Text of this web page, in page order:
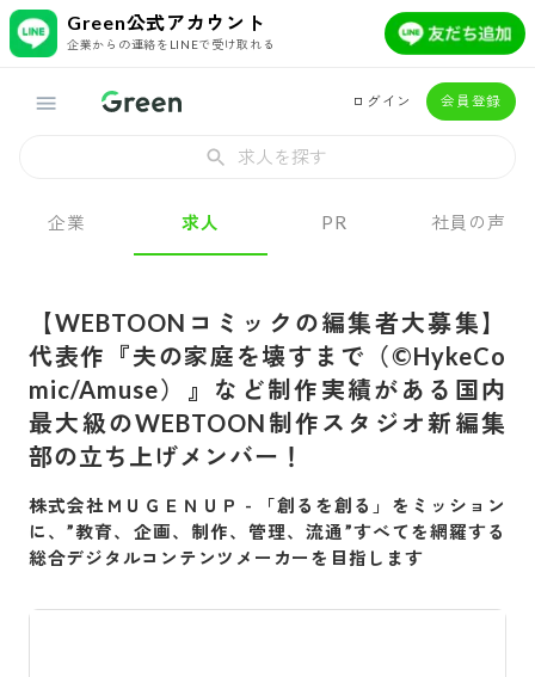
Green公式アカウント
企業からの連絡をLINEで受け取れる
ログイン 会員登録
求人を探す
企業 求人 PR 社員の声
【WEBTOONコミックの編集者大募集】
代表作『夫の家庭を壊すまで（©HykeCo
mic/Amuse）』など制作実績がある国内
最大級のWEBTOON制作スタジオ新編集
部の立ち上げメンバー！
株式会社ＭＵＧＥＮＵＰ -
「創るを創る」をミッション
に、”教育、企画、制作、管理、流通”すべてを網羅する
総合デジタルコンテンツメーカーを目指します